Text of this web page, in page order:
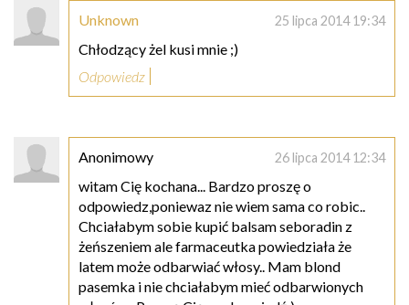
Unknown 25 lipca 2014 19:34
Chłodzący żel kusi mnie ;)
Odpowiedz
Anonimowy 26 lipca 2014 12:34
witam Cię kochana... Bardzo proszę o
odpowiedz,poniewaz nie wiem sama co robic..
Chciałabym sobie kupić balsam seboradin z
żeńszeniem ale farmaceutka powiedziała że
latem może odbarwiać włosy.. Mam blond
pasemka i nie chciałabym mieć odbarwionych